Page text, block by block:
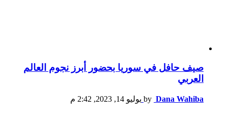
صيف حافل في سوريا بحضور أبرز نجوم العالم
العربي
by Dana Wahiba يوليو 14, 2023, 2:42 م